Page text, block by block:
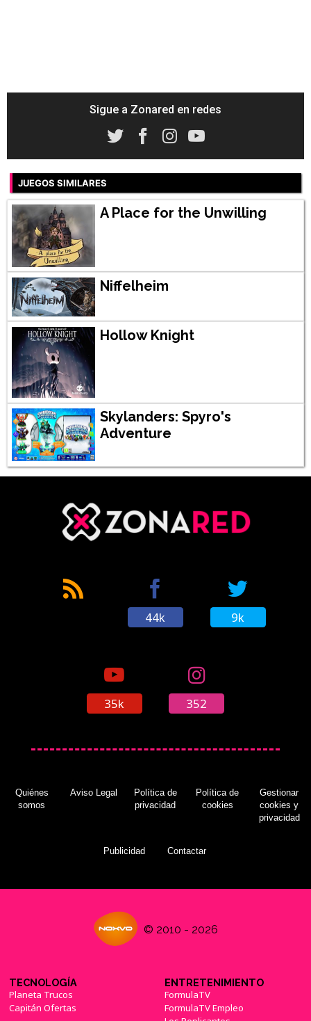
Sigue a Zonared en redes
JUEGOS SIMILARES
A Place for the Unwilling
Niffelheim
Hollow Knight
Skylanders: Spyro's
Adventure
44k 9k
35k 352
Quiénes
somos
Aviso Legal
Política de
privacidad
Política de
cookies
Gestionar
cookies y
privacidad
Publicidad Contactar
© 2010 - 2026
TECNOLOGÍA
Planeta Trucos
Capitán Ofertas
ENTRETENIMIENTO
FormulaTV
FormulaTV Empleo